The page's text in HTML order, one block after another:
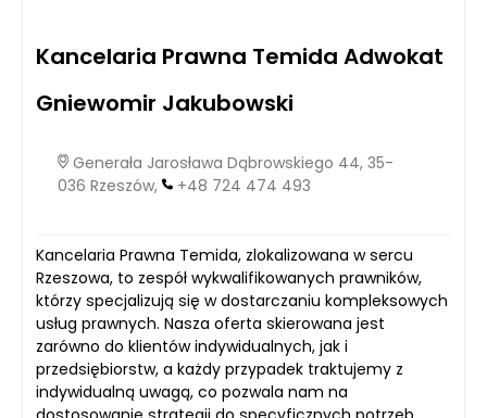
Kancelaria Prawna Temida Adwokat
Gniewomir Jakubowski
Generała Jarosława Dąbrowskiego 44, 35-
036 Rzeszów,
+48 724 474 493
Kancelaria Prawna Temida, zlokalizowana w sercu
Rzeszowa, to zespół wykwalifikowanych prawników,
którzy specjalizują się w dostarczaniu kompleksowych
usług prawnych. Nasza oferta skierowana jest
zarówno do klientów indywidualnych, jak i
przedsiębiorstw, a każdy przypadek traktujemy z
indywidualną uwagą, co pozwala nam na